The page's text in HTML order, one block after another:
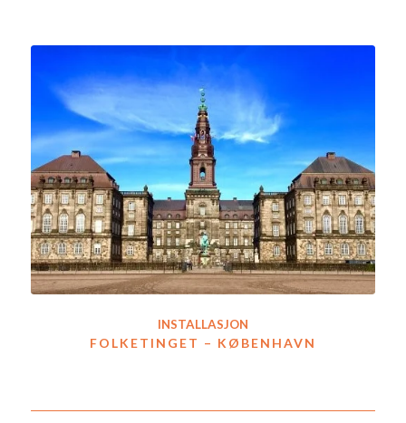
INSTALLASJON
FOLKETINGET – KØBENHAVN